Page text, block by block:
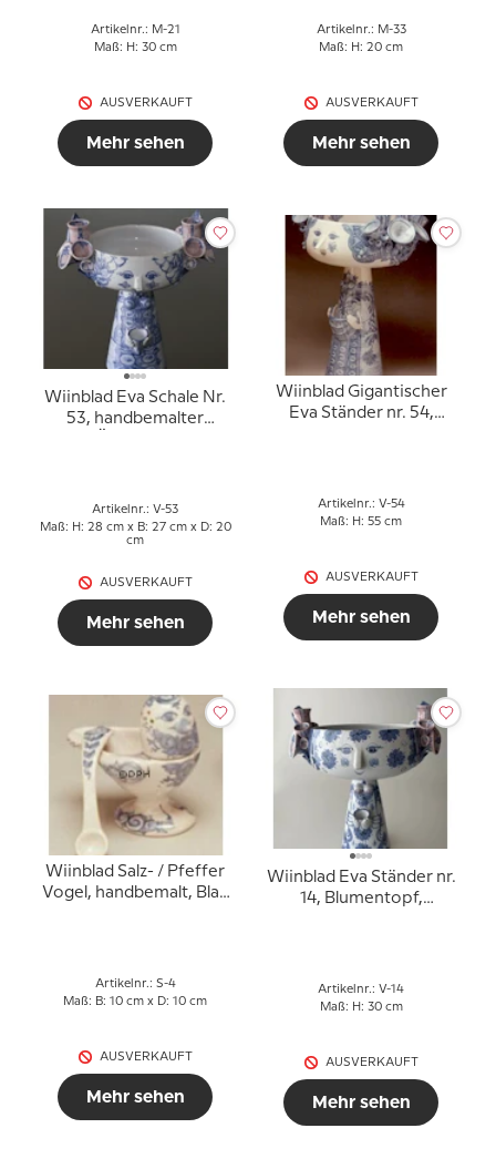
Artikelnr.: M-21
Maß: H: 30 cm
AUSVERKAUFT
Mehr sehen
Artikelnr.: M-33
Maß: H: 20 cm
AUSVERKAUFT
Mehr sehen
Wiinblad Eva Schale Nr.
53, handbemalter
Artikelnr.: V-53
Maß: H: 28 cm x B: 27 cm x D: 20
cm
AUSVERKAUFT
Mehr sehen
Wiinblad Gigantischer
Eva Ständer nr. 54,
Artikelnr.: V-54
Maß: H: 55 cm
AUSVERKAUFT
Mehr sehen
Wiinblad Salz- / Pfeffer
Vogel, handbemalt, Blau
Artikelnr.: S-4
Maß: B: 10 cm x D: 10 cm
AUSVERKAUFT
Mehr sehen
Wiinblad Eva Ständer nr.
14, Blumentopf,
Artikelnr.: V-14
Maß: H: 30 cm
AUSVERKAUFT
Mehr sehen